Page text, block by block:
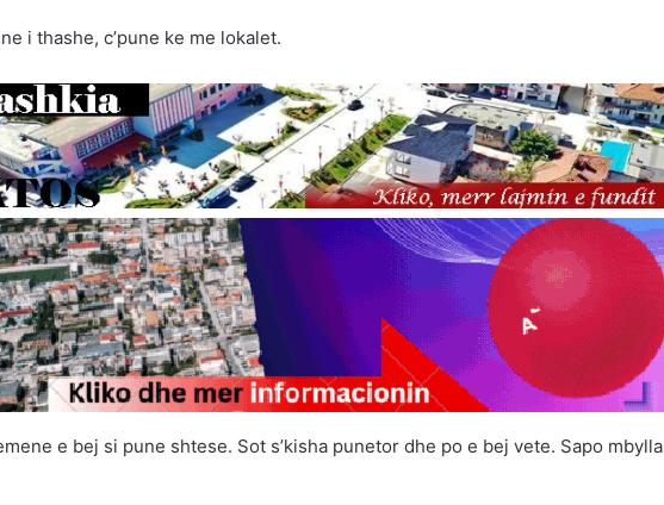
i thashe, c’pune ke me lokalet.
e bej si pune shtese. Sot s’kisha punetor dhe po e bej vete. Sapo mbylla